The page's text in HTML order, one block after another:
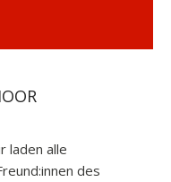
laden alle
des